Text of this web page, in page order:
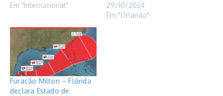
Em "Internacional"
29/10/2024
Em "Orlando"
Furacão Milton – Flórida
declara Estado de